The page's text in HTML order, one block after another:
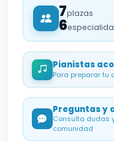
7plazas
6
Pianistas
Para preparar tu
Preguntas y
Consulta dudas
comunidad